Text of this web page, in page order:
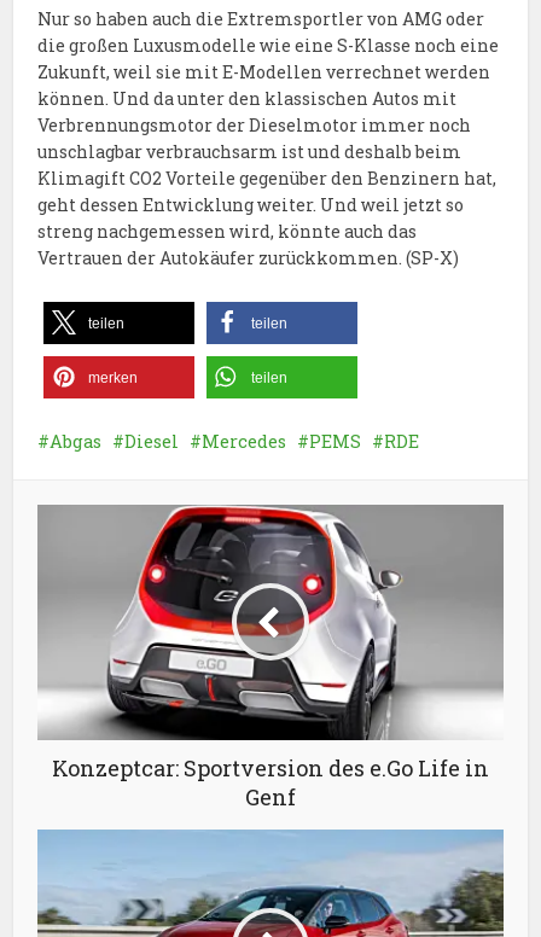
Nur so haben auch die Extremsportler von AMG oder
die großen Luxusmodelle wie eine S-Klasse noch eine
Zukunft, weil sie mit E-Modellen verrechnet werden
können. Und da unter den klassischen Autos mit
Verbrennungsmotor der Dieselmotor immer noch
unschlagbar verbrauchsarm ist und deshalb beim
Klimagift CO2 Vorteile gegenüber den Benzinern hat,
geht dessen Entwicklung weiter. Und weil jetzt so
streng nachgemessen wird, könnte auch das
Vertrauen der Autokäufer zurückkommen. (SP-X)
teilen teilen
merken teilen
Abgas Diesel Mercedes PEMS RDE
Konzeptcar: Sportversion des e.Go Life in
Genf